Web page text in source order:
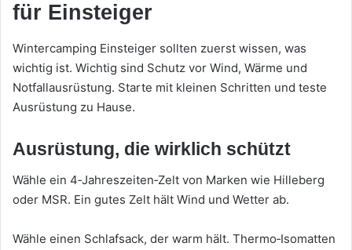
für Einsteiger
Wintercamping Einsteiger sollten zuerst wissen, was
wichtig ist. Wichtig sind Schutz vor Wind, Wärme und
Notfallausrüstung. Starte mit kleinen Schritten und teste
Ausrüstung zu Hause.
Ausrüstung, die wirklich schützt
Wähle ein 4‑Jahreszeiten‑Zelt von Marken wie Hilleberg
oder MSR. Ein gutes Zelt hält Wind und Wetter ab.
Wähle einen Schlafsack, der warm hält. Thermo‑Isomatten